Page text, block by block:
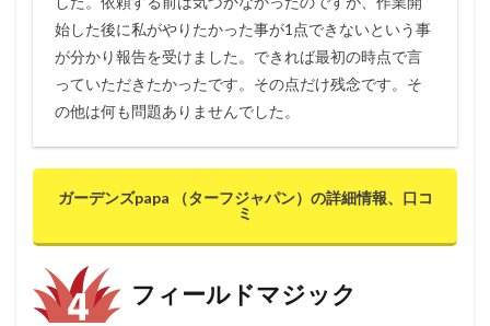
始した後に私がやりたかった事が1点できないという事
が分かり報告を受けました。できれば最初の時点で言
っていただきたかったです。その点だけ残念です。そ
の他は何も問題ありませんでした。
ガーデンズpapa （ターフジャパン）の詳細情報、口コ
ミ
フィールドマジック